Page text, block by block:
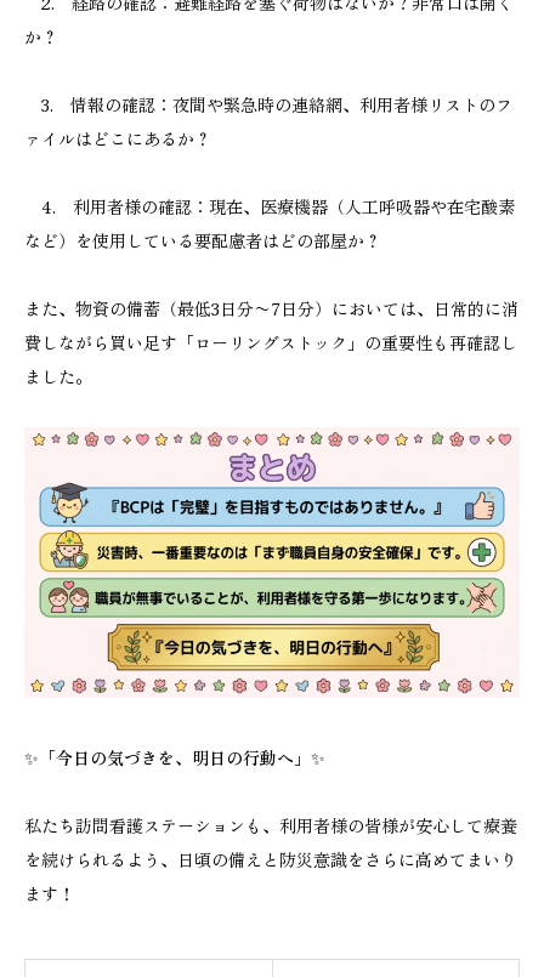
か？
3. 情報の確認：夜間や緊急時の連絡網、利用者様リストのフ
ァイルはどこにあるか？
4. 利用者様の確認：現在、医療機器（人工呼吸器や在宅酸素
など）を使用している要配慮者はどの部屋か？
また、物資の備蓄（最低3日分〜7日分）においては、日常的に消
費しながら買い足す「ローリングストック」の重要性も再確認し
ました。
✨ 「今日の気づきを、明日の行動へ」 ✨
私たち訪問看護ステーションも、利用者様の皆様が安心して療養
を続けられるよう、日頃の備えと防災意識をさらに高めてまいり
ます！